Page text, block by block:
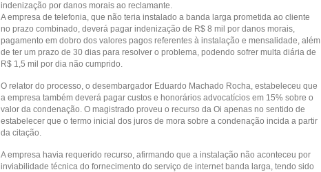
indenização por danos morais ao reclamante.
A empresa de telefonia, que não teria instalado a banda larga prometida ao cliente
no prazo combinado, deverá pagar indenização de R$ 8 mil por danos morais,
pagamento em dobro dos valores pagos referentes à instalação e mensalidade, além
de ter um prazo de 30 dias para resolver o problema, podendo sofrer multa diária de
R$ 1,5 mil por dia não cumprido.
O relator do processo, o desembargador Eduardo Machado Rocha, estabeleceu que
a empresa também deverá pagar custos e honorários advocatícios em 15% sobre o
valor da condenação. O magistrado proveu o recurso da Oi apenas no sentido de
estabelecer que o termo inicial dos juros de mora sobre a condenação incida a partir
da citação.
A empresa havia requerido recurso, afirmando que a instalação não aconteceu por
inviabilidade técnica do fornecimento do serviço de internet banda larga, tendo sido